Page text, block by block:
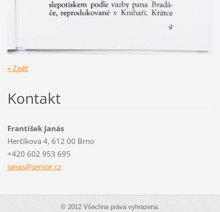
« Zpět
Kontakt
František Janás
Herčíkova 4, 612 00 Brno
+420 602 953 695
janas@senior.cz
© 2012 Všechna práva vyhrazena.